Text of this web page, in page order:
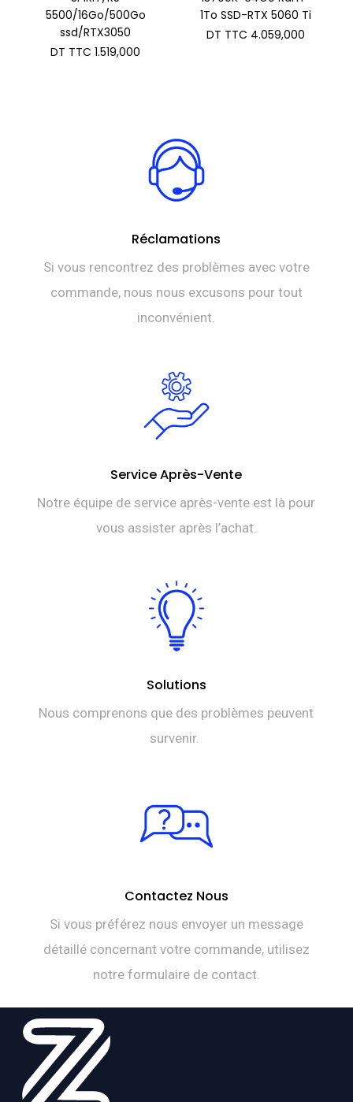
5500/16Go/500Go
ssd/RTX3050
DT TTC 1.519,000
1To SSD-RTX 5060 Ti
DT TTC 4.059,000
Réclamations
Si vous rencontrez des problèmes avec votre
commande, nous nous excusons pour tout
inconvénient.
Service Après-Vente
Notre équipe de service après-vente est là pour
vous assister après l’achat.
Solutions
Nous comprenons que des problèmes peuvent
survenir.
Contactez Nous
Si vous préférez nous envoyer un message
détaillé concernant votre commande, utilisez
notre formulaire de contact.